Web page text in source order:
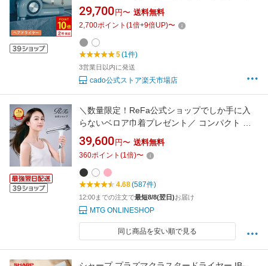
外線 マイナスイオン ヘアドライヤー ノーズレ
ス 低温 パワフル 風量 コンパクト 軽量 速乾 風
量 強い 交互 冷風 温風 早く乾く クセ直し 高級
おしゃれ 美髪 風量調節 おすすめ 潤い
29,700 円〜 送料無料
2,700ポイント (1倍+9倍UP)〜
5(1件)
3営業日以内に発送
cado公式ストア楽天市場店
＼数量限定！ReFa公式ショップでしか手に入
らないベロア巾着プレゼント／ コンパクト 速
乾 ドライヤー まとまる ツヤ髪 S+ リファ ビュ
ーテック ドライヤーS+ リファ公式店 ReFa セ
ンシングプログラム ギフト ReFa S+ ヘア プレ
ゼント ギフト 誕生日 夏のヘアケア MTG
39,600 円〜 送料無料
360ポイント (1倍)〜
4.68(587件)
12:00までの注文で最短8/8(翌日)お届け
MTG ONLINESHOP
同じ商品を安い順で見る